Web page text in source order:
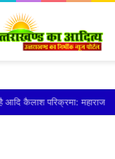
हुई पानी-पानी